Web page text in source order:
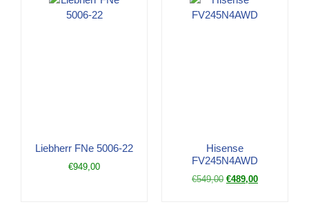
Liebherr FNe 5006-22
€949,00
Hisense
FV245N4AWD
€549,00 €489,00